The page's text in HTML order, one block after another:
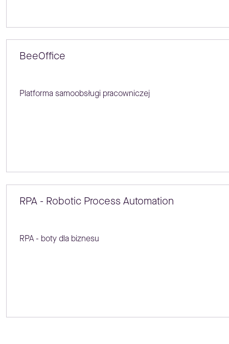
BeeOffice
Platforma samoobsługi pracowniczej
RPA - Robotic Process Automation
RPA - boty dla biznesu